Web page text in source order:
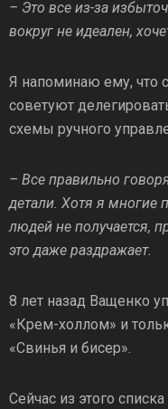
– Это все из-за
вокруг не идеален,
Я напоминаю ему,
советуют
схемы ручного
– Все правильно
детали. Хотя я многие
людей не получается,
это даже раздражает.
8 лет назад Ващенко
«Крем-холлом» и
«Свинья и бисер».
Сейчас из этого